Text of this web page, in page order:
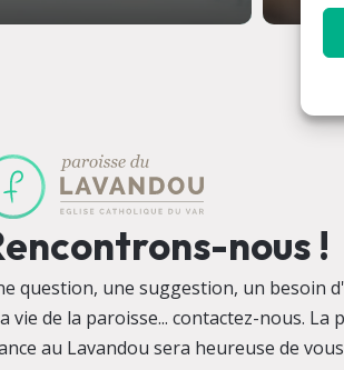
nous !
question, une suggestion, un besoin
vie de la paroisse... contactez-nous. La
au Lavandou sera heureuse de